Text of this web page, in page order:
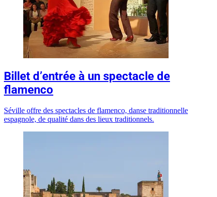
Billet d’entrée à un spectacle de
flamenco
Séville offre des spectacles de flamenco, danse traditionnelle
espagnole, de qualité dans des lieux traditionnels.